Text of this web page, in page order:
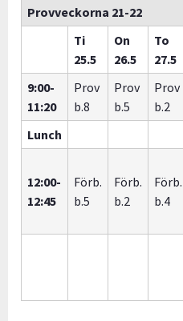
Provveckorna 21-22
Ti
25.5
On
26.5
To
27.5
9:00-
11:20
Prov
b.8
Prov
b.5
Prov
b.2
Lunch
12:00-
12:45
Förb.
b.5
Förb.
b.2
Förb.
b.4